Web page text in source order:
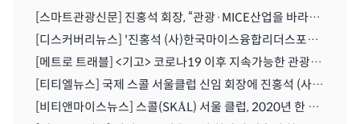
[스마트관광신문] 진홍석 회장, “관광·MICE산업을 바라보는 가치의 전환을 위해 노력이 필요한 시기” | 2021.04.29
[디스커버리뉴스] '진홍석 (사)한국마이스융합리더스포럼 회장',"코로나를 또다른 기회로" | 2020.07.06
[메트로 트래블] <기고> 코로나19 이후 지속가능한 관광마이스산업과 'MICE 5.0' | 2020.06.28
[티티엘뉴스] 국제 스콜 서울클럽 신임 회장에 진홍석 (사)한국마이스융합리더스포럼 회장 | 2019.12.13
[비티앤마이스뉴스] 스콜(SKÅL) 서울 클럽, 2020년 한 해 동안 이끌 새 임원진 구성하다 | 2019.12.13